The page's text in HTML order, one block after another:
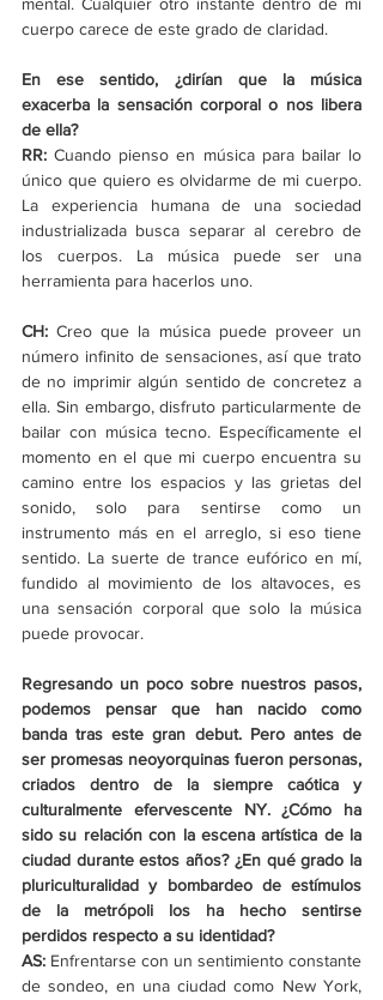
cuerpo carece de este grado de claridad.
En ese sentido, ¿dirían que la música
exacerba la sensación corporal o nos libera
de ella?
RR: Cuando pienso en música para bailar lo
único que quiero es olvidarme de mi cuerpo.
La experiencia humana de una sociedad
industrializada busca separar al cerebro de
los cuerpos. La música puede ser una
herramienta para hacerlos uno.
CH: Creo que la música puede proveer un
número infinito de sensaciones, así que trato
de no imprimir algún sentido de concretez a
ella. Sin embargo, disfruto particularmente de
bailar con música tecno. Específicamente el
momento en el que mi cuerpo encuentra su
camino entre los espacios y las grietas del
sonido, solo para sentirse como un
instrumento más en el arreglo, si eso tiene
sentido. La suerte de trance eufórico en mí,
fundido al movimiento de los altavoces, es
una sensación corporal que solo la música
puede provocar.
Regresando un poco sobre nuestros pasos,
podemos pensar que han nacido como
banda tras este gran debut. Pero antes de
ser promesas neoyorquinas fueron personas,
criados dentro de la siempre caótica y
culturalmente efervescente NY. ¿Cómo ha
sido su relación con la escena artística de la
ciudad durante estos años? ¿En qué grado la
pluriculturalidad y bombardeo de estímulos
de la metrópoli los ha hecho sentirse
perdidos respecto a su identidad?
AS: Enfrentarse con un sentimiento constante
de sondeo, en una ciudad como New York,